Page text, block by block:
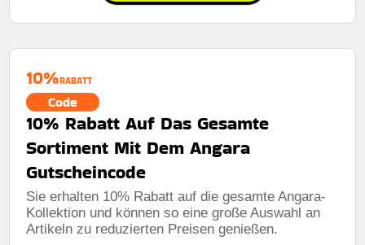
Rabatt: Sichern sie sich 12% rabatt auf ihre bestellung
mit dem code im bestellprozess. nur für kurze zeit!
10%RABATT
Code
10% Rabatt Auf Das Gesamte
Sortiment Mit Dem Angara
Gutscheincode
Sie erhalten 10% Rabatt auf die gesamte Angara-
Kollektion und können so eine große Auswahl an
Artikeln zu reduzierten Preisen genießen.